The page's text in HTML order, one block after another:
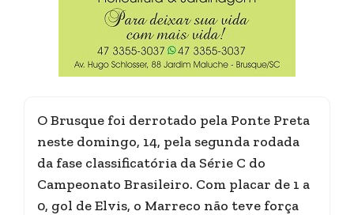
O Brusque foi derrotado pela Ponte Preta
neste domingo, 14, pela segunda rodada
da fase classificatória da Série C do
Campeonato Brasileiro. Com placar de 1 a
0, gol de Elvis, o Marreco não teve força